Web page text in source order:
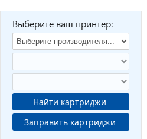
Выберите ваш принтер:
Найти картриджи
Заправить картриджи